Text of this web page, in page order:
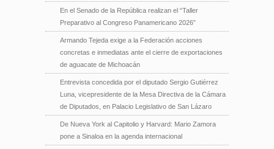
En el Senado de la República realizan el “Taller
Preparativo al Congreso Panamericano 2026”
Armando Tejeda exige a la Federación acciones
concretas e inmediatas ante el cierre de exportaciones
de aguacate de Michoacán
Entrevista concedida por el diputado Sergio Gutiérrez
Luna, vicepresidente de la Mesa Directiva de la Cámara
de Diputados, en Palacio Legislativo de San Lázaro
De Nueva York al Capitolio y Harvard: Mario Zamora
pone a Sinaloa en la agenda internacional